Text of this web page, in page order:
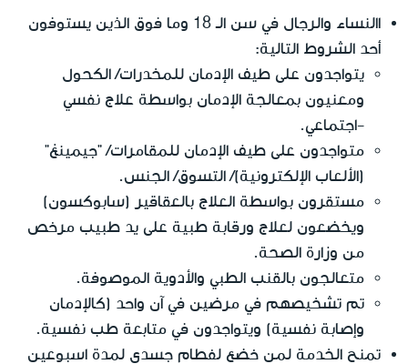
االنساء والرجال في سن الـ 18 وما فوق الذين يستوفون
أحد الشروط التالية:
يتواجدون على طيف الإدمان للمخدرات/ الكحول
ومعنيون بمعالجة الإدمان بواسطة علاج نفسي
-اجتماعي.
متواجدون على طيف الإدمان للمقامرات/ "جيمينغ"
(الألعاب الإلكترونية)/ التسوق/ الجنس.
مستقرون بواسطة العلاج بالعقاقير (سابوكسون)
ويخضعون لعلاج ورقابة طبية على يد طبيب مرخص
من وزارة الصحة.
متعالجون بالقنب الطبي والأدوية الموصوفة.
تم تشخيصهم في مرضين في آن واحد (كالإدمان
وإصابة نفسية) ويتواجدون في متابعة طب نفسية.
تمنح الخدمة لمن خضع لفطام جسدي لمدة اسبوعين